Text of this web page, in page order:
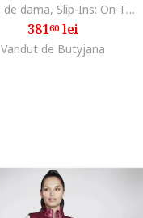
Ghete de dama, Slip-Ins: On-The-GO Encore - Elisa 144841, Rosu
38160lei
Vandut de Butyjana